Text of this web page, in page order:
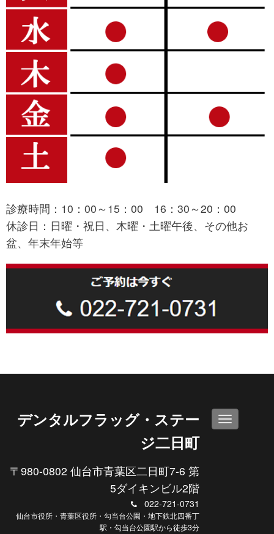
診療時間：10：00～15：00 16：30～20：00
休診日：日曜・祝日、木曜・土曜午後、その他お
盆、年末年始等
デンタルフラッグ・ステー
ジ二日町
〒980-0802 仙台市青葉区二日町7-6 第
5ダイキンビル2階
022-721-0731
仙台市役所・青葉区役所・勾当台公園・地下鉄北四番丁
駅・勾当台公園駅から徒歩3分
N
a